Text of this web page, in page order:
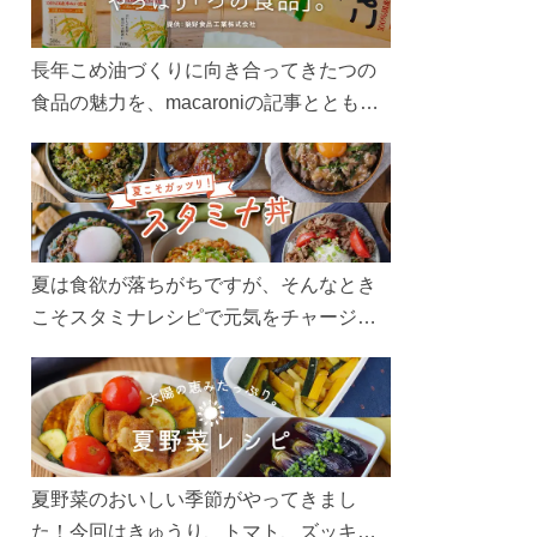
長年こめ油づくりに向き合ってきたつの
食品の魅力を、macaroniの記事とともに
ん、製造現場や品質へのこだわりまで。
こめ油をもっと好きになるコンテンツを
ぜひお楽しみください。
夏は食欲が落ちがちですが、そんなとき
こそスタミナレシピで元気をチャージ！
リ食べて、夏バテを吹き飛ばしましょ
う！
夏野菜のおいしい季節がやってきまし
た！今回はきゅうり、トマト、ズッキー